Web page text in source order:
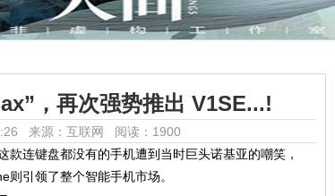
，再次强势推出 V1SE...!
来源：互联网 阅读：1900
连键盘都没有的手机遭到当时巨头诺基亚的嘲笑，
引领了整个智能手机市场。